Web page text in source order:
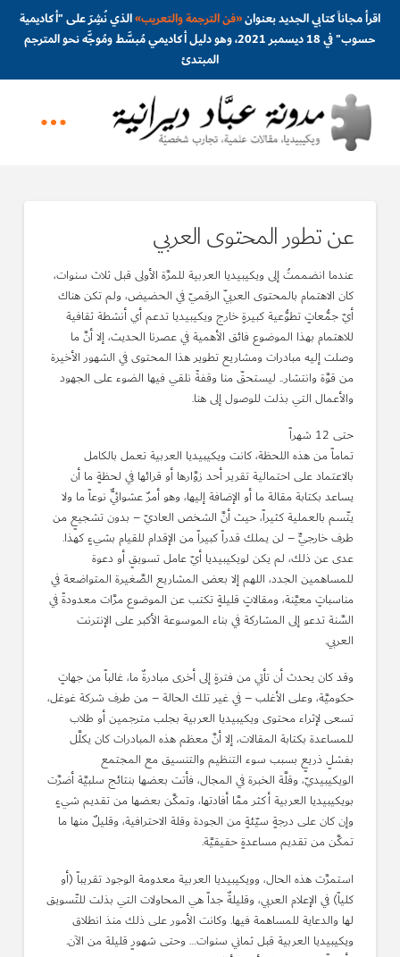
اقرأ مجاناً كتابي الجديد بعنوان«فن الترجمة والتعريب»الذي نُشِرَ على "أكاديمية
حسوب" في 18 ديسمبر 2021، وهو دليل أكاديمي مُبسَّط ومُوجَّه نحو المترجم
المبتدئ
عن تطور المحتوى العربي
عندما انضممتُ إلى ويكيبيديا العربية للمرَّة الأولى قبل ثلاث سنوات،
كان الاهتمام بالمحتوى العربيّ الرقميّ في الحضيض، ولم تكن هناك
أيّ جمُّعاتٍ تطوُّعية كبيرةٍ خارج ويكيبيديا تدعم أي أنشطة ثقافية
للاهتمام بهذا الموضوع فائق الأهمية في عصرنا الحديث، إلا أنَّ ما
وصلت إليه مبادرات ومشاريع تطوير هذا المحتوى في الشهور الأخيرة
من قوَّة وانتشار.. ليستحقّ منا وقفةً نلقي فيها الضوء على الجهود
والأعمال التي بذلت للوصول إلى هنا.
حتى 12 شهراً
تماماً من هذه اللحظة، كانت ويكيبيديا العربية تعمل بالكامل
بالاعتماد على احتمالية تقرير أحد زوَّارها أو قرائها في لحظةٍ ما أن
يساعد بكتابة مقالة ما أو الإضافة إليها، وهو أمرٌ عشوائيٌّ نوعاً ما ولا
يتّسم بالعملية كثيراً، حيث أنَّ الشخص العاديّ – بدون تشجيعٍ من
طرف خارجيٍّ – لن يملك قدراً كبيراً من الإقدام للقيام بشيءٍ كهذا.
عدى عن ذلك، لم يكن لويكيبيديا أيّ عامل تسويقٍ أو دعوة
للمساهمين الجدد، اللهم إلا بعض المشاريع الصَّغيرة المتواضعة في
مناسباتٍ معيَّنة، ومقالاتٍ قليلةٍ تكتب عن الموضوع مرَّات معدودةً في
السَّنة تدعو إلى المشاركة في بناء الموسوعة الأكبر على الإنترنت
العربي.
وقد كان يحدث أن تأتي من فترةٍ إلى أخرى مبادرةٌ ما، غالباً من جهاتٍ
حكوميَّة، وعلى الأغلب – في غير تلك الحالة – من طرف شركة غوغل،
تسعى لإثراء محتوى ويكيبيديا العربية بجلب مترجمين أو طلاب
للمساعدة بكتابة المقالات، إلا أنَّ معظم هذه المبادرات كان يكلَّل
بفشلٍ ذريعٍ بسبب سوء التنظيم والتنسيق مع المجتمع
الويكيبيديّ، وقلَّة الخبرة في المجال، فأتت بعضها بنتائج سلبيَّة أضرَّت
بويكيبيديا العربية أكثر ممَّا أفادتها، وتمكَّن بعضها من تقديم شيءٍ
وإن كان على درجةٍ سيّئةٍ من الجودة وقلة الاحترافية، وقليلٌ منها ما
تمكَّن من تقديم مساعدةٍ حقيقيَّة.
استمرَّت هذه الحال، وويكيبيديا العربية معدومة الوجود تقريباً (أو
كلياً) في الإعلام العربي، وقليلةٌ جداً هي المحاولات التي بذلت للتّسويق
لها والدعاية للمساهمة فيها. وكانت الأمور على ذلك منذ انطلاق
ويكيبيديا العربية قبل ثماني سنوات… وحتى شهورٍ قليلة من الآن.